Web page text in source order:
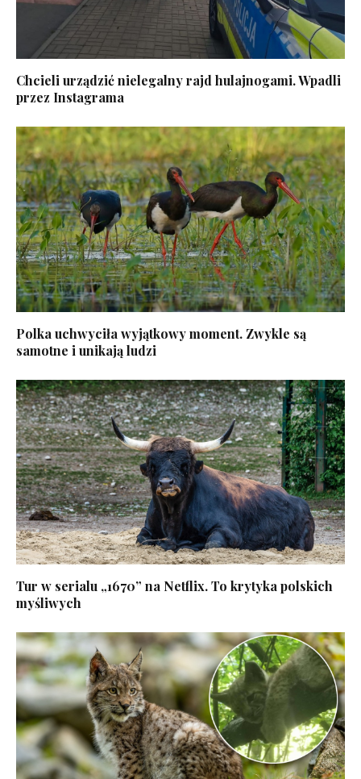
Chcieli urządzić nielegalny rajd hulajnogami. Wpadli
przez Instagrama
Polka uchwyciła wyjątkowy moment. Zwykle są
samotne i unikają ludzi
Tur w serialu „1670” na Netflix. To krytyka polskich
myśliwych